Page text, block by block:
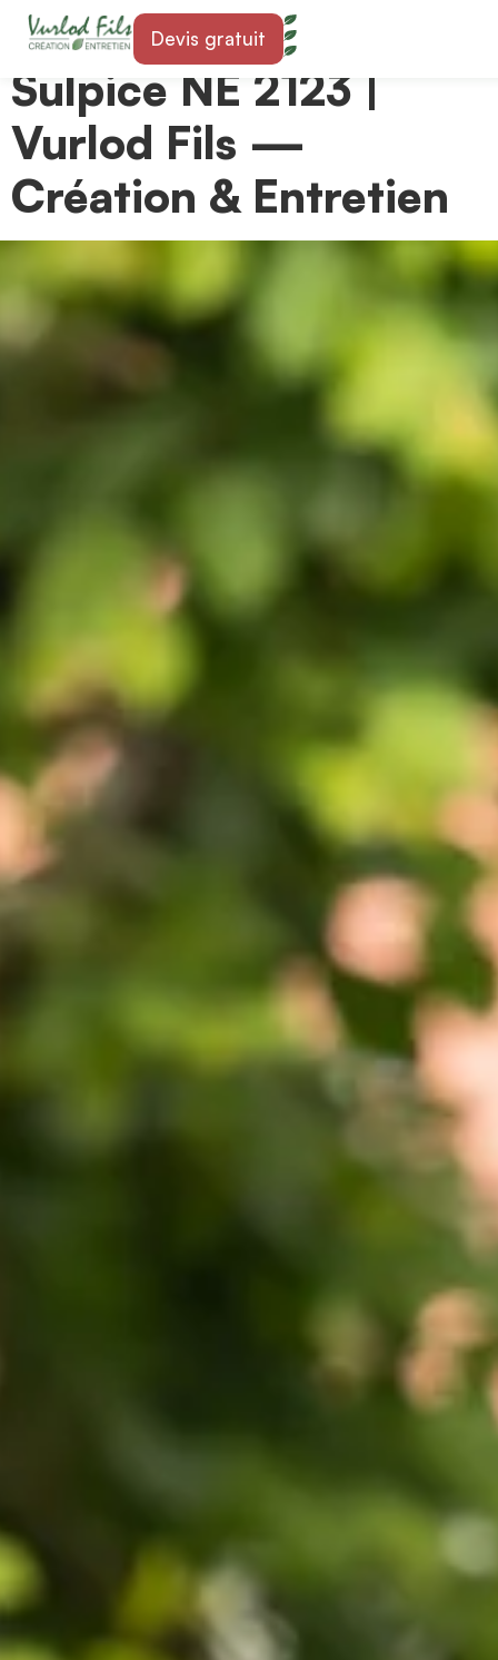
Devis gratuit
Paysagiste à St-
Sulpice NE 2123 |
Vurlod Fils —
Création & Entretien